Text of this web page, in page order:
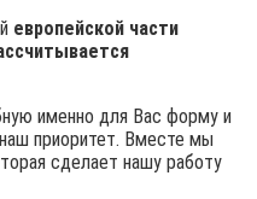
европейской части
именно для Вас форму и
приоритет. Вместе мы
сделает нашу работу